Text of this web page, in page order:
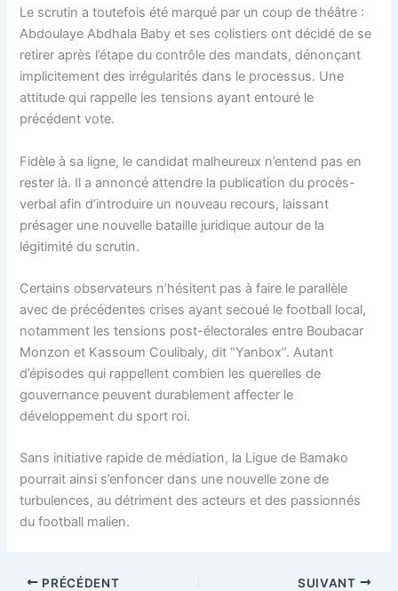
Le scrutin a toutefois été marqué par un coup de théâtre :
Abdoulaye Abdhala Baby et ses colistiers ont décidé de se
retirer après l’étape du contrôle des mandats, dénonçant
implicitement des irrégularités dans le processus. Une
attitude qui rappelle les tensions ayant entouré le
précédent vote.
Fidèle à sa ligne, le candidat malheureux n’entend pas en
rester là. Il a annoncé attendre la publication du procès-
verbal afin d’introduire un nouveau recours, laissant
présager une nouvelle bataille juridique autour de la
légitimité du scrutin.
Certains observateurs n’hésitent pas à faire le parallèle
avec de précédentes crises ayant secoué le football local,
notamment les tensions post-électorales entre Boubacar
Monzon et Kassoum Coulibaly, dit “Yanbox”. Autant
d’épisodes qui rappellent combien les querelles de
gouvernance peuvent durablement affecter le
développement du sport roi.
Sans initiative rapide de médiation, la Ligue de Bamako
pourrait ainsi s’enfoncer dans une nouvelle zone de
turbulences, au détriment des acteurs et des passionnés
du football malien.
PRÉCÉDENT SUIVANT